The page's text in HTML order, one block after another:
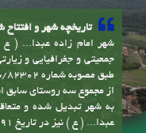
تاریخچه شهر و افتتاح
شهر امام زاده عبدا... (
از مجموع سه روستای سابق
به شهر تبدیل شده و
عبدا... ( ع ) نیز در تاریخ 5/12/91 افتتاح گردید